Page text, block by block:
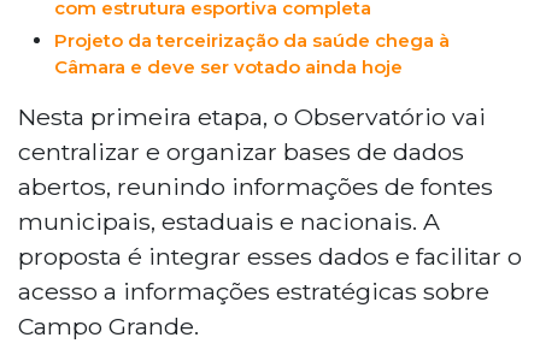
com estrutura esportiva completa
Projeto da terceirização da saúde chega à
Câmara e deve ser votado ainda hoje
Nesta primeira etapa, o Observatório vai
centralizar e organizar bases de dados
abertos, reunindo informações de fontes
municipais, estaduais e nacionais. A
proposta é integrar esses dados e facilitar o
acesso a informações estratégicas sobre
Campo Grande.